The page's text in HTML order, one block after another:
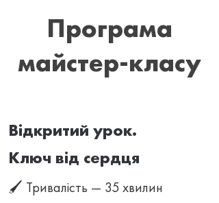
Програма
майстер-класу
Відкритий урок.
Ключ від сердця
🖌 Тривалість — 35 хвилин